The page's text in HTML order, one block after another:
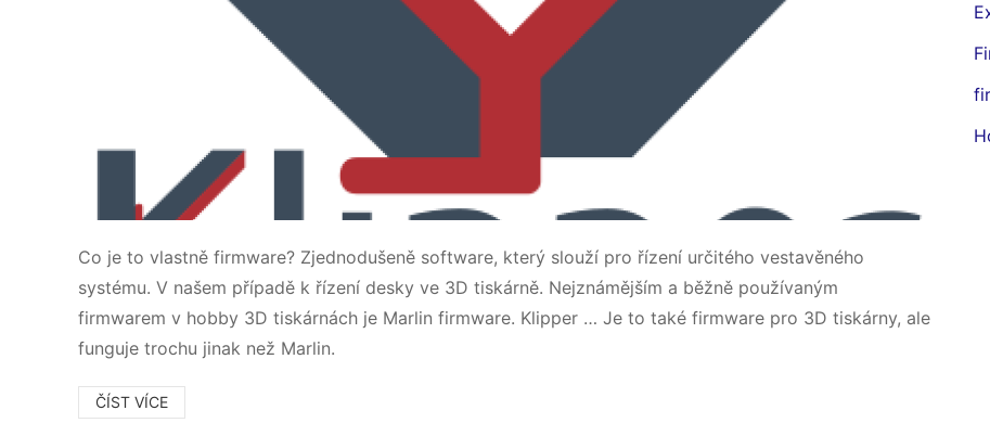
Co je to vlastně firmware? Zjednodušeně software, který slouží pro řízení určitého vestavěného
systému. V našem případě k řízení desky ve 3D tiskárně. Nejznámějším a běžně používaným
firmwarem v hobby 3D tiskárnách je Marlin firmware. Klipper … Je to také firmware pro 3D tiskárny, ale
funguje trochu jinak než Marlin.
ČÍST VÍCE